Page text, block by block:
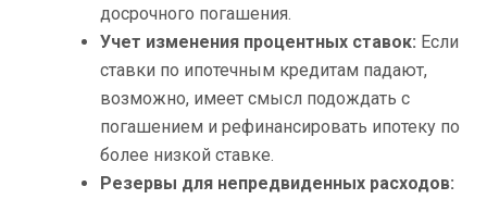
досрочного погашения.
Учет изменения процентных ставок: Если
ставки по ипотечным кредитам падают,
возможно, имеет смысл подождать с
погашением и рефинансировать ипотеку по
более низкой ставке.
Резервы для непредвиденных расходов: